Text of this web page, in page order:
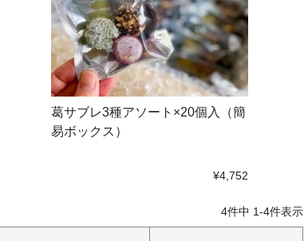
葛サブレ3種アソート×20個入（簡
易ボックス）
¥4,752
4件中 1-4件表示